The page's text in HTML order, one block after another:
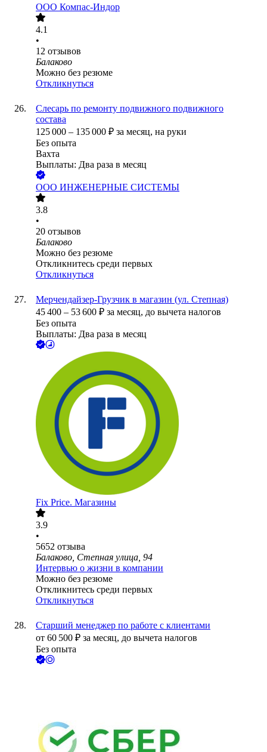
ООО Компас-Индор
4.1
•
12 отзывов
Балаково
Можно без резюме
Откликнуться
Слесарь по ремонту подвижного подвижного
состава
125 000 – 135 000 ₽ за месяц, на руки
Без опыта
Вахта
Выплаты: Два раза в месяц
ООО ИНЖЕНЕРНЫЕ СИСТЕМЫ
3.8
•
20 отзывов
Балаково
Можно без резюме
Откликнитесь среди первых
Откликнуться
Мерчендайзер-Грузчик в магазин (ул. Степная)
45 400 – 53 600 ₽ за месяц, до вычета налогов
Без опыта
Выплаты: Два раза в месяц
Fix Price. Магазины
3.9
•
5652 отзыва
Балаково, Степная улица, 94
Интервью о жизни в компании
Можно без резюме
Откликнитесь среди первых
Откликнуться
Старший менеджер по работе с клиентами
от 60 500 ₽ за месяц, до вычета налогов
Без опыта